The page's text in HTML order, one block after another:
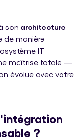
son architecture
de manière
IT
maîtrise totale —
évolue avec votre
?